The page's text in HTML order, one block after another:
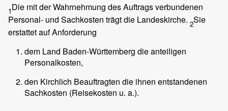
1Die mit der Wahrnehmung des Auftrags verbundenen
Personal- und Sachkosten trägt die Landeskirche. 2Sie
erstattet auf Anforderung
dem Land Baden-Württemberg die anteiligen
Personalkosten,
den Kirchlich Beauftragten die ihnen entstandenen
Sachkosten (Reisekosten u. a.).